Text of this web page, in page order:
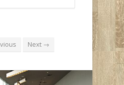
Next →